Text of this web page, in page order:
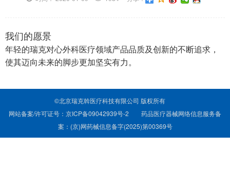
我们的愿景
年轻的瑞克对心外科医疗领域产品品质及创新的不断追求，
使其迈向未来的脚步更加坚实有力。
©北京瑞克斡医疗科技有限公司 版权所有
网站备案/许可证号：京ICP备09042939号-2 药品医疗器械网络信息服务备
案：(京)网药械信息备字(2025)第00369号